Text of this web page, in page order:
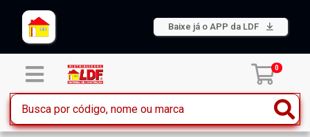
Baixe já o APP da LDF
0